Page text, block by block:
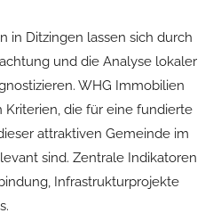
in Ditzingen lassen sich durch
und die Analyse lokaler
WHG Immobilien
die für eine fundierte
attraktiven Gemeinde im
sind. Zentrale Indikatoren
Infrastrukturprojekte